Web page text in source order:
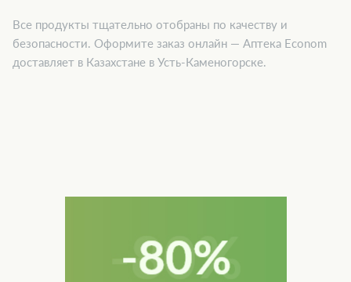
Все продукты тщательно отобраны по качеству и
безопасности. Оформите заказ онлайн — Аптека Econom
доставляет в Казахстане в Усть-Каменогорске.